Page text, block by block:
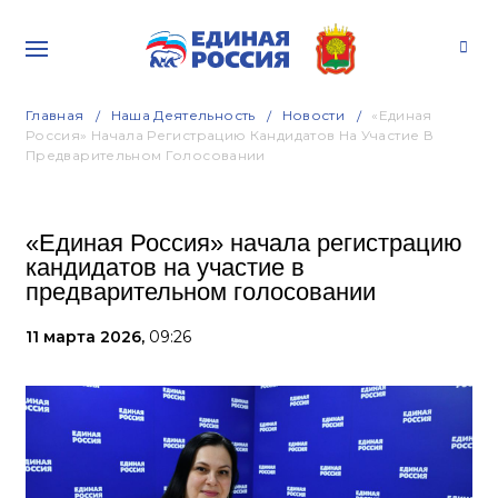
Главная Наша Деятельность Новости
«Единая
Россия» Начала Регистрацию Кандидатов На Участие В
Предварительном Голосовании
«Единая Россия» начала регистрацию
кандидатов на участие в
предварительном голосовании
11 марта 2026, 09:26